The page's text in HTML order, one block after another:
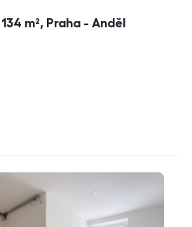
m², Praha - Anděl